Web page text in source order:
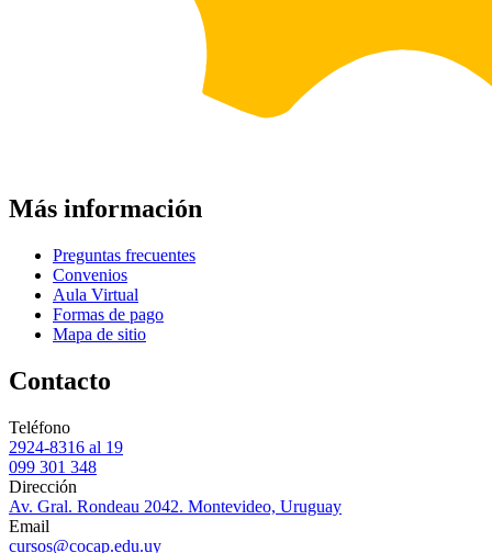
Más información
Preguntas frecuentes
Convenios
Aula Virtual
Formas de pago
Mapa de sitio
Contacto
Teléfono
2924-8316 al 19
099 301 348
Dirección
Av. Gral. Rondeau 2042. Montevideo, Uruguay
Email
cursos@cocap.edu.uy